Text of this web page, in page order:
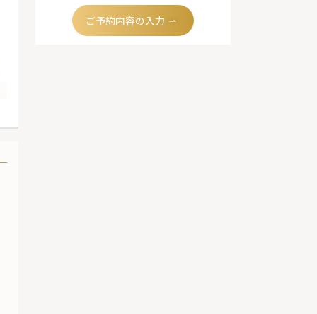
ご予約内容の入力